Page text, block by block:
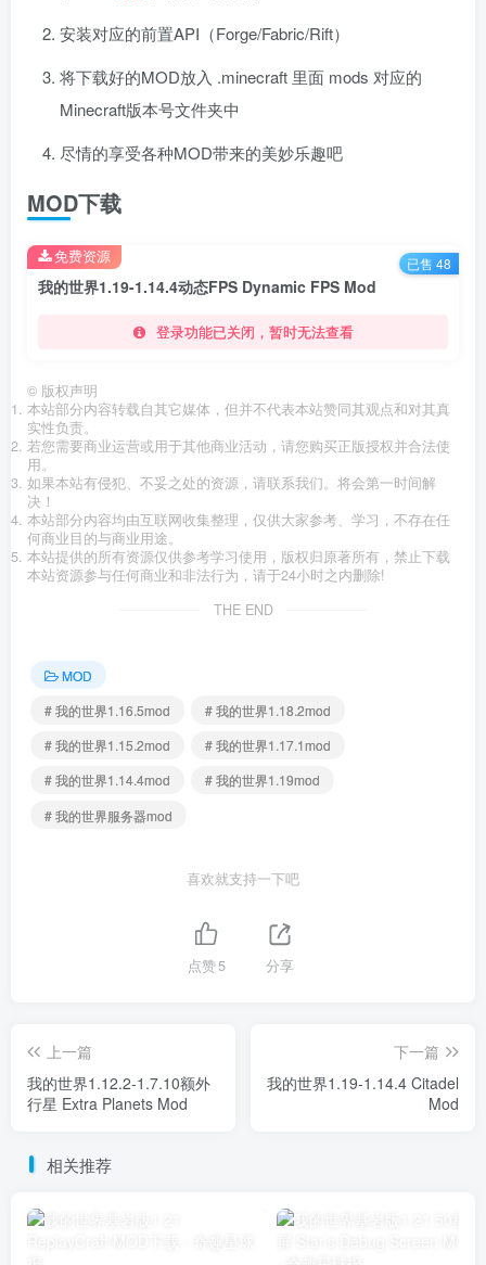
安装对应的前置API（Forge/Fabric/Rift）
将下载好的MOD放入 .minecraft 里面 mods 对应的
Minecraft版本号文件夹中
尽情的享受各种MOD带来的美妙乐趣吧
MOD下载
我的世界1.19-1.14.4动态FPS Dynamic FPS Mod
登录功能已关闭，暂时无法查看
免费资源 已售 48
© 版权声明
本站部分内容转载自其它媒体，但并不代表本站赞同其观点和对其真
实性负责。
若您需要商业运营或用于其他商业活动，请您购买正版授权并合法使
用。
如果本站有侵犯、不妥之处的资源，请联系我们。将会第一时间解
决！
本站部分内容均由互联网收集整理，仅供大家参考、学习，不存在任
何商业目的与商业用途。
本站提供的所有资源仅供参考学习使用，版权归原著所有，禁止下载
本站资源参与任何商业和非法行为，请于24小时之内删除!
THE END
MOD
# 我的世界1.16.5mod
# 我的世界1.18.2mod
# 我的世界1.15.2mod
# 我的世界1.17.1mod
# 我的世界1.14.4mod
# 我的世界1.19mod
# 我的世界服务器mod
喜欢就支持一下吧
点赞5 分享
上一篇
我的世界1.12.2-1.7.10额外
行星 Extra Planets Mod
下一篇
我的世界1.19-1.14.4 Citadel
Mod
相关推荐